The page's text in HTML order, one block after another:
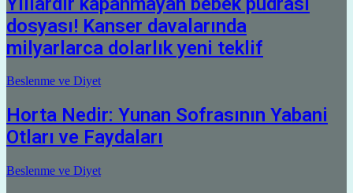
dosyası! Kanser davalarında
milyarlarca dolarlık yeni teklif
Beslenme ve Diyet
Horta Nedir: Yunan Sofrasının Yabani
Otları ve Faydaları
Beslenme ve Diyet